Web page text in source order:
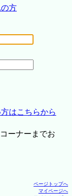
方
はこちらから
ーナーまでお
ページトップへ
マイページへ